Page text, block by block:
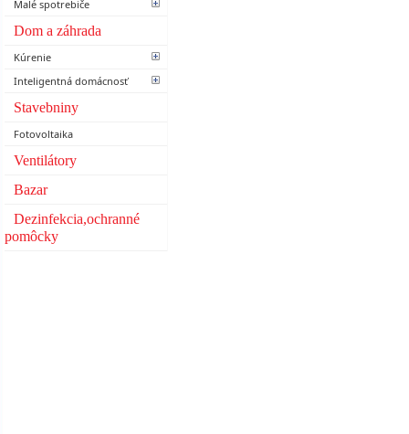
Malé spotrebiče
Dom a záhrada
Kúrenie
Inteligentná domácnosť
Stavebniny
Fotovoltaika
Ventilátory
Bazar
Dezinfekcia,ochranné
pomôcky